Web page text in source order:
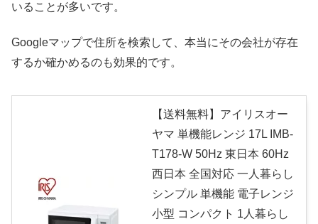
いることが多いです。
Googleマップで住所を検索して、本当にその会社が存在
するか確かめるのも効果的です。
【送料無料】アイリスオー
ヤマ 単機能レンジ 17L IMB-
T178-W 50Hz 東日本 60Hz
西日本 全国対応 一人暮らし
シンプル 単機能 電子レンジ
小型 コンパクト 1人暮らし